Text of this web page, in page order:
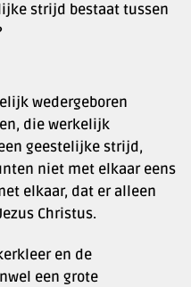
strijd bestaat tussen
wedergeboren
die werkelijk
geestelijke strijd,
niet met elkaar eens
elkaar, dat er alleen
Christus.
en de
een grote